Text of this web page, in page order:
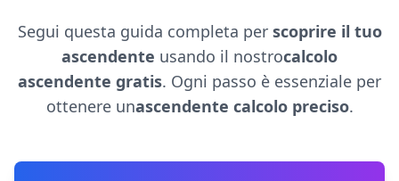
Segui questa guida completa per scoprire il tuo
ascendente usando il nostrocalcolo
ascendente gratis. Ogni passo è essenziale per
ottenere unascendente calcolo preciso.